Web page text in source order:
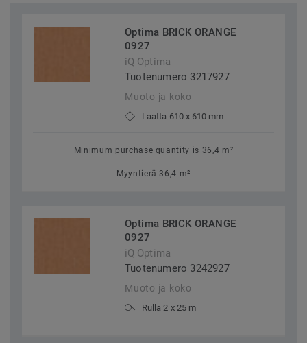
Optima BRICK ORANGE
0927
iQ Optima
Tuotenumero 3217927
Muoto ja koko
Laatta 610 x 610 mm
Minimum purchase quantity is 36,4 m²
Myyntierä 36,4 m²
Optima BRICK ORANGE
0927
iQ Optima
Tuotenumero 3242927
Muoto ja koko
Rulla 2 x 25 m